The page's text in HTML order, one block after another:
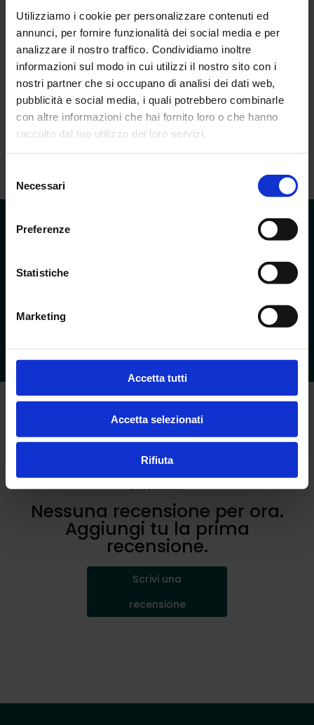
Utilizziamo i cookie per personalizzare contenuti ed
annunci, per fornire funzionalità dei social media e per
analizzare il nostro traffico. Condividiamo inoltre
informazioni sul modo in cui utilizzi il nostro sito con i
nostri partner che si occupano di analisi dei dati web,
pubblicità e social media, i quali potrebbero combinarle
con altre informazioni che hai fornito loro o che hanno
raccolto dal tuo utilizzo dei loro servizi.
delNecessari
Preferenze
Statistiche
Marketing
Accetta tutti
Accetta selezionati
Rifiuta
energia 3,4 kW
lunghezza 310 mm
Destinazione a John Deere
Per ordini 199€+ +39 3513020356
Un operatore ti aiuterà Carta, contanti, bonifico
0
0recensioni
Nessuna recensione per ora.
Aggiungi tu la prima
recensione.
Scrivi una
recensione